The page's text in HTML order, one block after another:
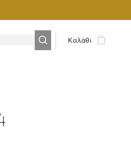
Καλάθι